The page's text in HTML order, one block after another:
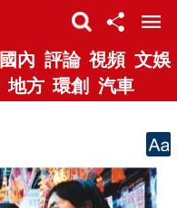
國內 評論 視頻 文娛
地方 環創 汽車